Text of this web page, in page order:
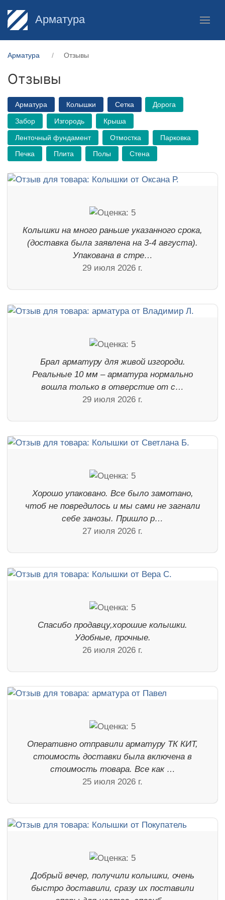
Арматура
Арматура Отзывы
Отзывы
Арматура Колышки Сетка Дорога
Забор Изгородь Крыша
Ленточный фундамент Отмостка Парковка
Печка Плита Полы Стена
Колышки на много раньше указанного срока,
(доставка была заявлена на 3-4 августа).
Упакована в стре…
29 июля 2026 г.
Брал арматуру для живой изгороди.
Реальные 10 мм – арматура нормально
вошла только в отверстие от с…
29 июля 2026 г.
Хорошо упаковано. Все было замотано,
чтоб не повредилось и мы сами не загнали
себе занозы. Пришло р…
27 июля 2026 г.
Спасибо продавцу,хорошие колышки.
Удобные, прочные.
26 июля 2026 г.
Оперативно отправили арматуру ТК КИТ,
стоимость доставки была включена в
стоимость товара. Все как …
25 июля 2026 г.
Добрый вечер, получили колышки, очень
быстро доставили, сразу их поставили